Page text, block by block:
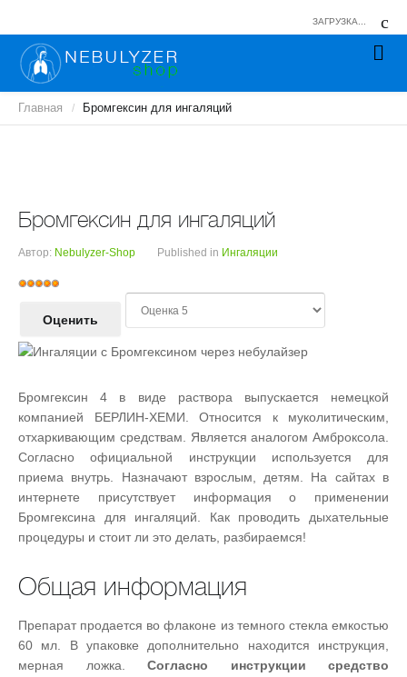
ЗАГРУЗКА...
Главная / Бромгексин для ингаляций
Бромгексин для ингаляций
Автор: Nebulyzer-Shop Published in Ингаляции
Р
т
г
:
5
/
5
а
й
т
а
,
о
е
т
Бромгексин 4 в виде раствора выпускается немецкой
компанией БЕРЛИН-ХЕМИ. Относится к муколитическим,
отхаркивающим средствам. Является аналогом Амброксола.
Согласно официальной инструкции используется для
приема внутрь. Назначают взрослым, детям. На сайтах в
интернете присутствует информация о применении
Бромгексина для ингаляций. Как проводить дыхательные
процедуры и стоит ли это делать, разбираемся!
Общая информация
Препарат продается во флаконе из темного стекла емкостью
60 мл. В упаковке дополнительно находится инструкция,
мерная ложка. Согласно инструкции средство